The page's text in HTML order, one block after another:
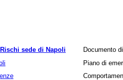
sede di Napoli
Documento
Piano di